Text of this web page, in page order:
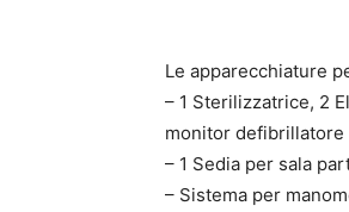
Le apparecchiature
– 1 Sterilizzatrice, 2
monitor defibrillatore
– 1 Sedia per sala
– Sistema per